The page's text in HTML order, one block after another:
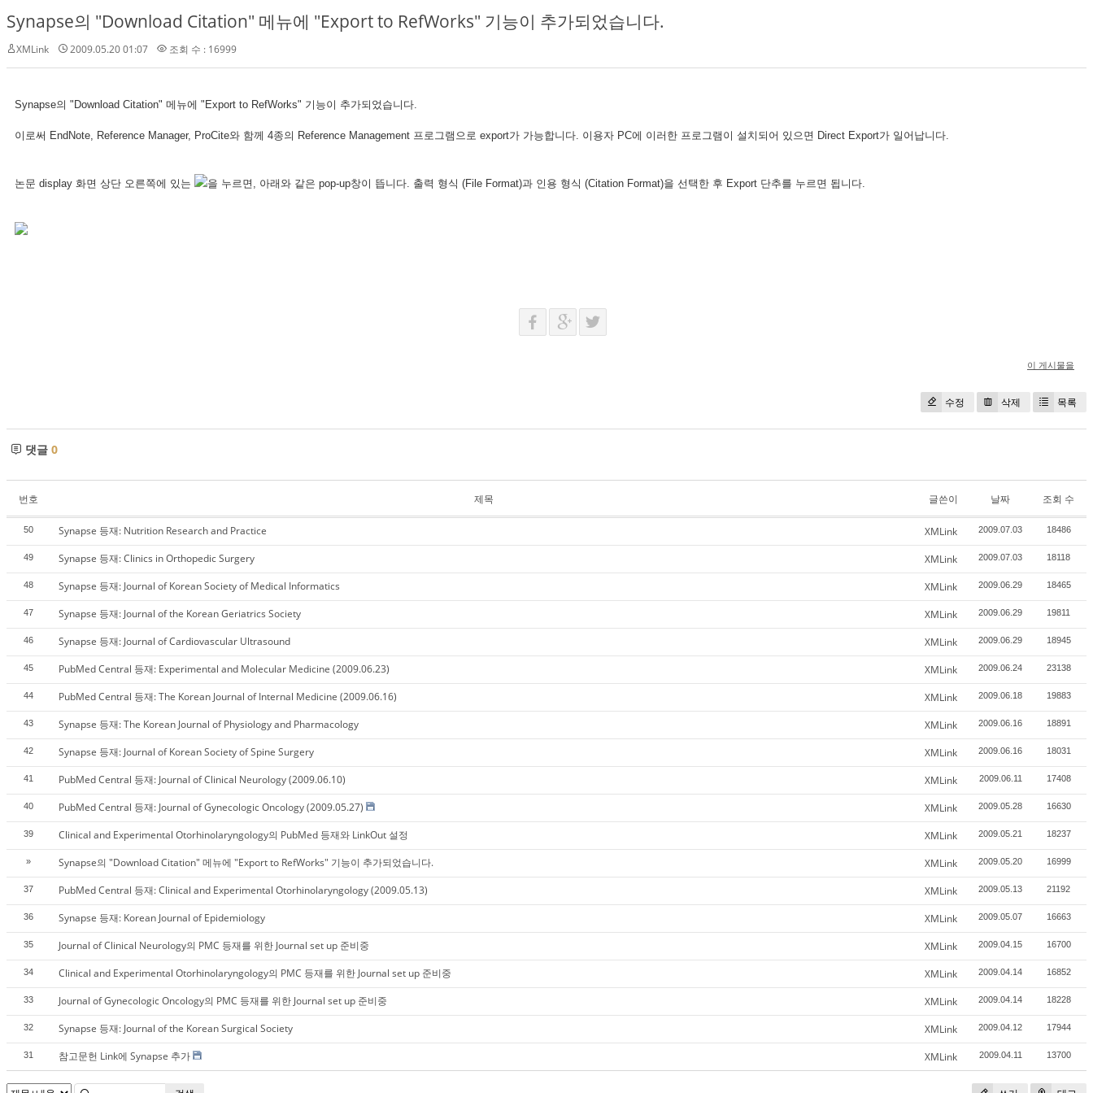
Synapse의 "Download Citation" 메뉴에 "Export to RefWorks" 기능이 추가되었습니다.
XMLink 2009.05.20 01:07 조회 수 : 16999
Synapse의 "Download Citation" 메뉴에 "Export to RefWorks" 기능이 추가되었습니다.
이로써 EndNote, Reference Manager, ProCite와 함께 4종의 Reference Management 프로그램으로 export가 가능합니다. 이용자 PC에 이러한 프로그램이 설치되어 있으면 Direct Export가 일어납니다.
논문 display 화면 상단 오른쪽에 있는 을 누르면, 아래와 같은 pop-up창이 뜹니다. 출력 형식 (File Format)과 인용 형식 (Citation Format)을 선택한 후 Export 단추를 누르면 됩니다.
이 게시물을
수정 삭제 목록
댓글 0
번호 제목 글쓴이 날짜 조회 수
50 Synapse 등재: Nutrition Research and Practice XMLink 2009.07.03 18486
49 Synapse 등재: Clinics in Orthopedic Surgery XMLink 2009.07.03 18118
48 Synapse 등재: Journal of Korean Society of Medical Informatics XMLink 2009.06.29 18465
47 Synapse 등재: Journal of the Korean Geriatrics Society XMLink 2009.06.29 19811
46 Synapse 등재: Journal of Cardiovascular Ultrasound XMLink 2009.06.29 18945
45 PubMed Central 등재: Experimental and Molecular Medicine (2009.06.23) XMLink 2009.06.24 23138
44 PubMed Central 등재: The Korean Journal of Internal Medicine (2009.06.16) XMLink 2009.06.18 19883
43 Synapse 등재: The Korean Journal of Physiology and Pharmacology XMLink 2009.06.16 18891
42 Synapse 등재: Journal of Korean Society of Spine Surgery XMLink 2009.06.16 18031
41 PubMed Central 등재: Journal of Clinical Neurology (2009.06.10) XMLink 2009.06.11 17408
40 PubMed Central 등재: Journal of Gynecologic Oncology (2009.05.27) XMLink 2009.05.28 16630
39 Clinical and Experimental Otorhinolaryngology의 PubMed 등재와 LinkOut 설정 XMLink 2009.05.21 18237
» Synapse의 "Download Citation" 메뉴에 "Export to RefWorks" 기능이 추가되었습니다. XMLink 2009.05.20 16999
37 PubMed Central 등재: Clinical and Experimental Otorhinolaryngology (2009.05.13) XMLink 2009.05.13 21192
36 Synapse 등재: Korean Journal of Epidemiology XMLink 2009.05.07 16663
35 Journal of Clinical Neurology의 PMC 등재를 위한 Journal set up 준비중 XMLink 2009.04.15 16700
34 Clinical and Experimental Otorhinolaryngology의 PMC 등재를 위한 Journal set up 준비중 XMLink 2009.04.14 16852
33 Journal of Gynecologic Oncology의 PMC 등재를 위한 Journal set up 준비중 XMLink 2009.04.14 18228
32 Synapse 등재: Journal of the Korean Surgical Society XMLink 2009.04.12 17944
31 참고문헌 Link에 Synapse 추가 XMLink 2009.04.11 13700